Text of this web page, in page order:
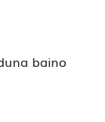
baino